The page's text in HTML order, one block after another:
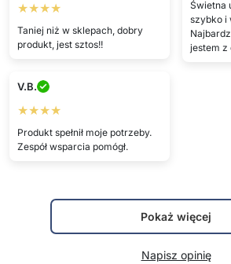
Świetna
szybko i
jestem z
★★★★
Taniej niż w sklepach, dobry
produkt, jest sztos!!
V.B.
★★★★
Produkt spełnił moje potrzeby.
Zespół wsparcia pomógł.
Pokaż więcej
Napisz opinię